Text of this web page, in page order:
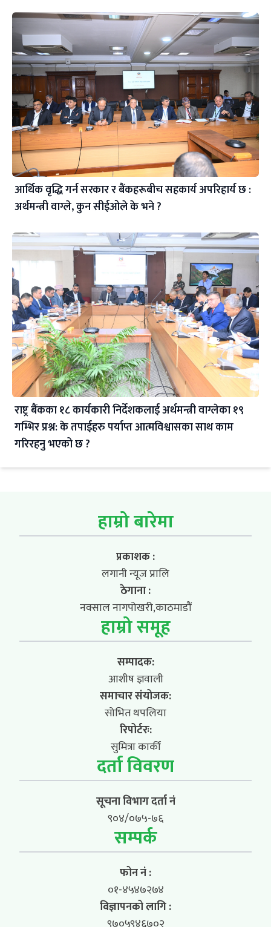
आर्थिक वृद्धि गर्न सरकार र बैंकहरूबीच सहकार्य अपरिहार्य छ :
अर्थमन्त्री वाग्ले, कुन सीईओले के भने ?
राष्ट्र बैंकका १८ कार्यकारी निर्देशकलाई अर्थमन्त्री वाग्लेका १९
गम्भिर प्रश्न: के तपाईहरु पर्याप्त आत्मविश्वासका साथ काम
गरिरहनु भएको छ ?
हाम्रो बारेमा
प्रकाशक :
लगानी न्यूज प्रालि
ठेगाना :
नक्साल नागपोखरी,काठमाडौं
हाम्रो समूह
सम्पादक:
आशीष ज्ञवाली
समाचार संयोजक:
सोभित थपलिया
रिपोर्टरः:
सुमित्रा कार्की
दर्ता विवरण
सूचना विभाग दर्ता नं
९०४/०७५-७६
सम्पर्क
फोन नं :
०१-४५४७२७४
विज्ञापनको लागि :